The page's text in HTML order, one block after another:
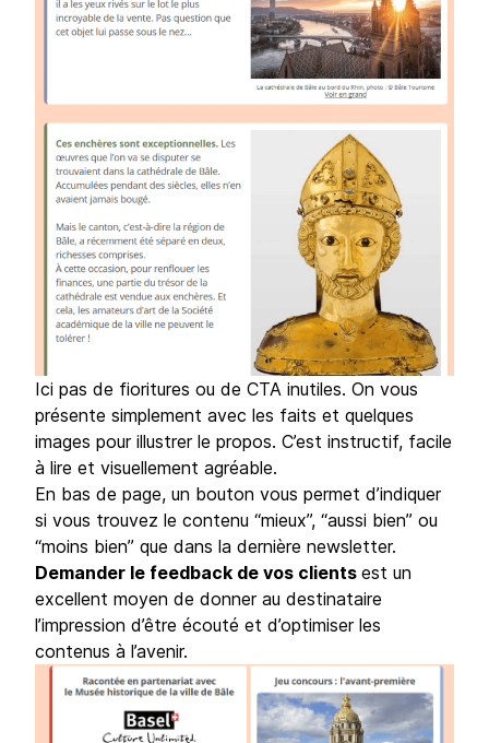
Ici pas de fioritures ou de CTA inutiles. On vous
présente simplement avec les faits et quelques
images pour illustrer le propos. C’est instructif, facile
à lire et visuellement agréable.
En bas de page, un bouton vous permet d’indiquer
si vous trouvez le contenu “mieux”, “aussi bien” ou
“moins bien” que dans la dernière newsletter.
Demander le feedback de vos clients est un
excellent moyen de donner au destinataire
l’impression d’être écouté et d’optimiser les
contenus à l’avenir.